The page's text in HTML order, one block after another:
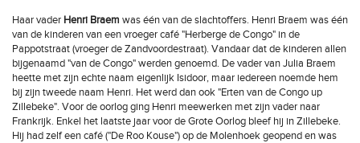
Haar vader Henri Braem was één van de slachtoffers. Henri Braem was één
van de kinderen van een vroeger café "Herberge de Congo" in de
Pappotstraat (vroeger de Zandvoordestraat). Vandaar dat de kinderen allen
bijgenaamd "van de Congo" werden genoemd. De vader van Julia Braem
heette met zijn echte naam eigenlijk Isidoor, maar iedereen noemde hem
bij zijn tweede naam Henri. Het werd dan ook "Erten van de Congo up
Zillebeke". Voor de oorlog ging Henri meewerken met zijn vader naar
Frankrijk. Enkel het laatste jaar voor de Grote Oorlog bleef hij in Zillebeke.
Hij had zelf een café ("De Roo Kouse") op de Molenhoek geopend en was